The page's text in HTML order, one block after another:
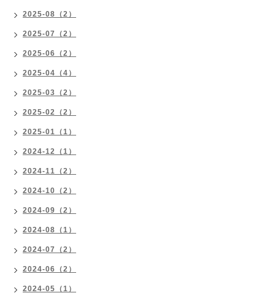
2025-08（2）
2025-07（2）
2025-06（2）
2025-04（4）
2025-03（2）
2025-02（2）
2025-01（1）
2024-12（1）
2024-11（2）
2024-10（2）
2024-09（2）
2024-08（1）
2024-07（2）
2024-06（2）
2024-05（1）